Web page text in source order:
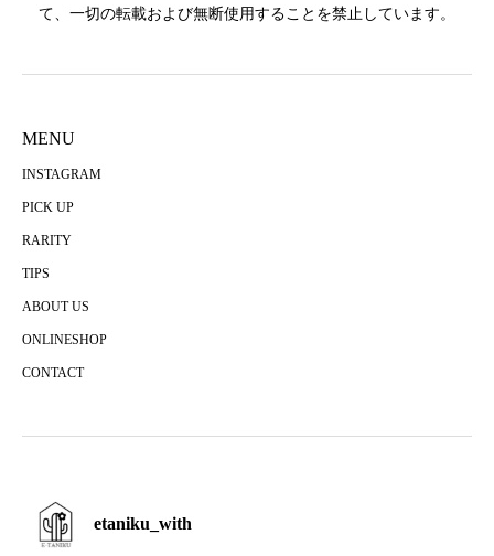
て、一切の転載および無断使用することを禁止しています。
MENU
INSTAGRAM
PICK UP
RARITY
TIPS
ABOUT US
ONLINESHOP
CONTACT
etaniku_with